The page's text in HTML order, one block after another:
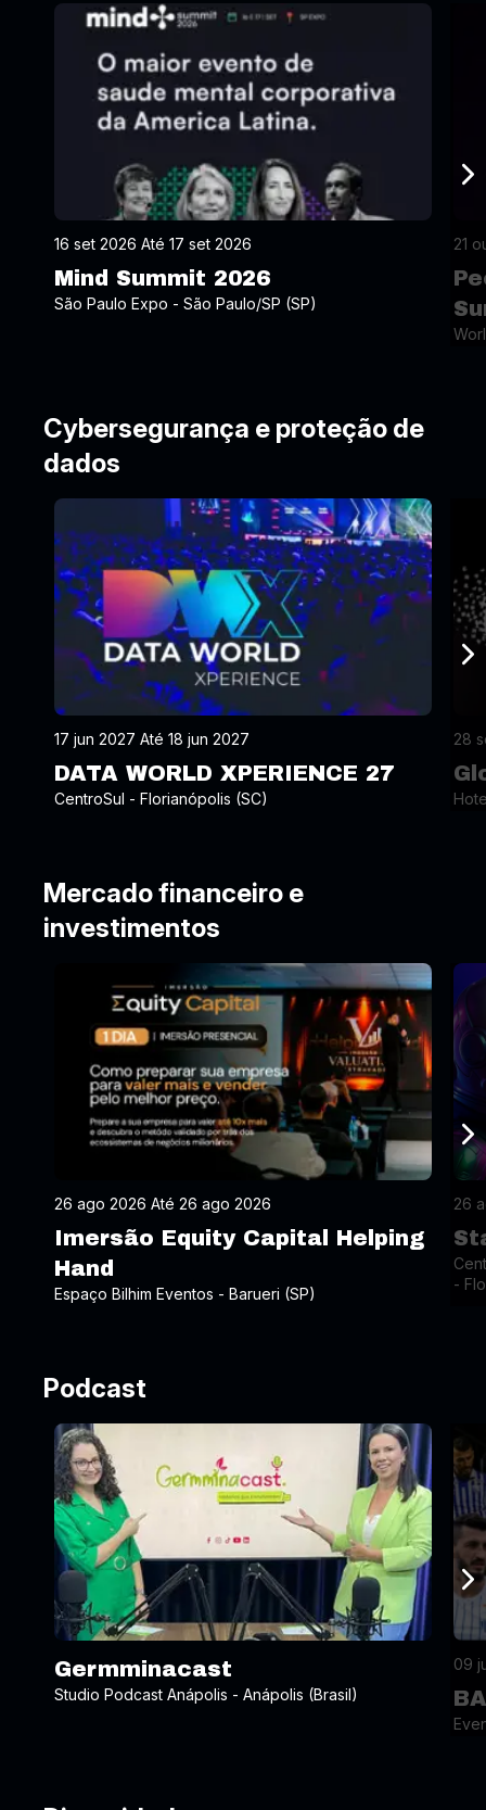
16 set 2026 Até 17 set 2026
Mind Summit 2026
São Paulo Expo - São Paulo/SP (SP)
21
Cybersegurança e proteção de
dados
17 jun 2027 Até 18 jun 2027
DATA WORLD XPERIENCE 27
CentroSul - Florianópolis (SC)
28
Mercado financeiro e
investimentos
26 ago 2026 Até 26 ago 2026
Imersão Equity Capital Helping
Hand
Espaço Bilhim Eventos - Barueri (SP)
26
-
Podcast
Germminacast
Studio Podcast Anápolis - Anápolis (Brasil)
09